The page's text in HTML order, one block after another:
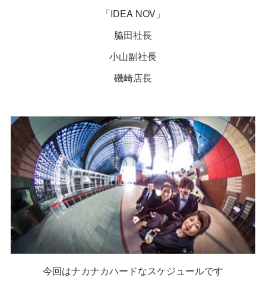
「IDEA NOV」
脇田社長
小山副社長
磯崎店長
今回はナカナカハードなスケジュールです